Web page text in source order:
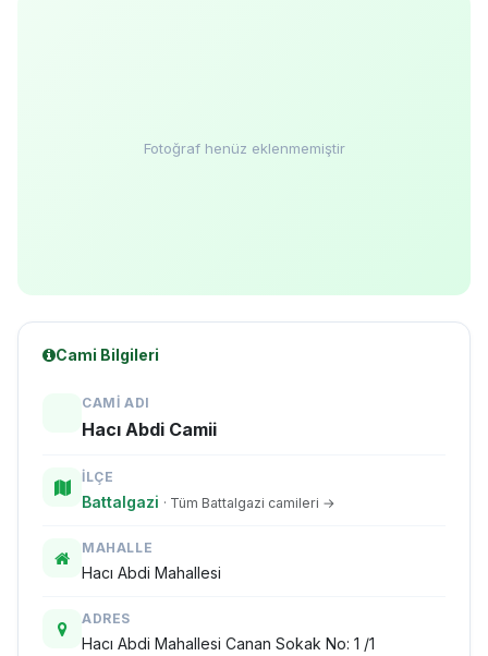
Fotoğraf henüz eklenmemiştir
Cami Bilgileri
CAMI ADI
Hacı Abdi Camii
İLÇE
Battalgazi · Tüm Battalgazi camileri →
MAHALLE
Hacı Abdi Mahallesi
ADRES
Hacı Abdi Mahallesi Canan Sokak No: 1 /1